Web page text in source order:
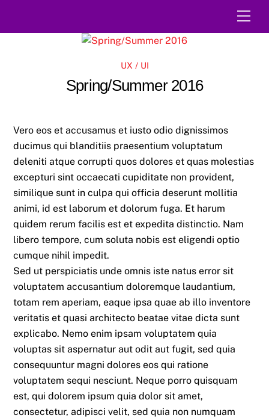
UX / UI
Spring/Summer 2016
Vero eos et accusamus et iusto odio dignissimos
ducimus qui blanditiis praesentium voluptatum
deleniti atque corrupti quos dolores et quas molestias
excepturi sint occaecati cupiditate non provident,
similique sunt in culpa qui officia deserunt mollitia
animi, id est laborum et dolorum fuga. Et harum
quidem rerum facilis est et expedita distinctio. Nam
libero tempore, cum soluta nobis est eligendi optio
cumque nihil impedit.
Sed ut perspiciatis unde omnis iste natus error sit
voluptatem accusantium doloremque laudantium,
totam rem aperiam, eaque ipsa quae ab illo inventore
veritatis et quasi architecto beatae vitae dicta sunt
explicabo. Nemo enim ipsam voluptatem quia
voluptas sit aspernatur aut odit aut fugit, sed quia
consequuntur magni dolores eos qui ratione
voluptatem sequi nesciunt. Neque porro quisquam
est, qui dolorem ipsum quia dolor sit amet,
consectetur, adipisci velit, sed quia non numquam